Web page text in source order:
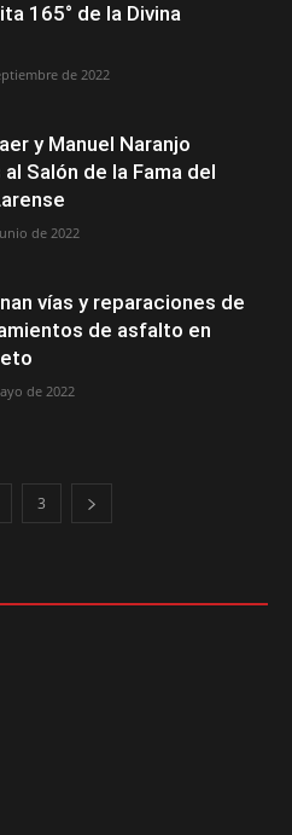
165° de la Divina
de 2022
y Manuel Naranjo
Salón de la Fama del
de 2022
vías y reparaciones de
de asfalto en
de 2022
3